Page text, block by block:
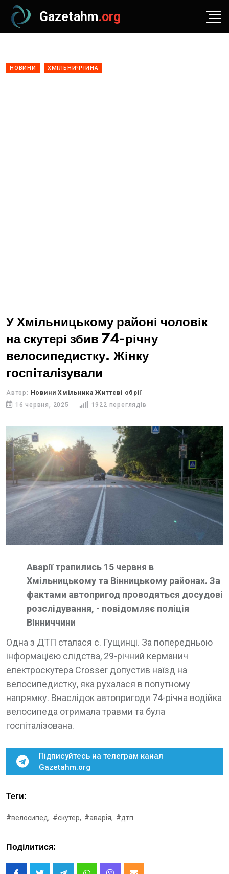
Gazetahm.org
НОВИНИ ХМІЛЬНИЧЧИНА
У Хмільницькому районі чоловік
на скутері збив 74-річну
велосипедистку. Жінку
госпіталізували
Автор: Новини Хмільника Життєві обрії
16 червня, 2025
1922 переглядів
Аварії трапились 15 червня в
Хмільницькому та Вінницькому районах. За
фактами автопригод проводяться досудові
розслідування, - повідомляє поліція
Вінниччини
Одна з ДТП сталася с. Гущинці. За попередньою
інформацією слідства, 29-річний керманич
електроскутера Crosser допустив наїзд на
велосипедистку, яка рухалася в попутному
напрямку. Внаслідок автопригоди 74-річна водійка
велосипеда отримала травми та була
госпіталізована.
Підписуйтесь на телеграм канал
Gazetahm.org
Теги:
#велосипед, #скутер, #аварія, #дтп
Поділитися: